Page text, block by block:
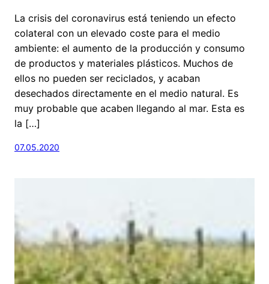
La crisis del coronavirus está teniendo un efecto
colateral con un elevado coste para el medio
ambiente: el aumento de la producción y consumo
de productos y materiales plásticos. Muchos de
ellos no pueden ser reciclados, y acaban
desechados directamente en el medio natural. Es
muy probable que acaben llegando al mar. Esta es
la […]
07.05.2020